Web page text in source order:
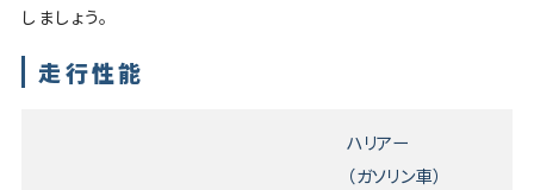
しましょう。
走行性能
ハリアー
（ガソリン車）